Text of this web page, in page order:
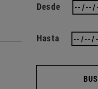
Desde
Hasta